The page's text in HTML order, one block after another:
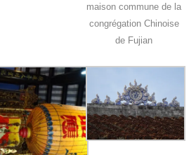
maison commune de la
congrégation Chinoise
de Fujian